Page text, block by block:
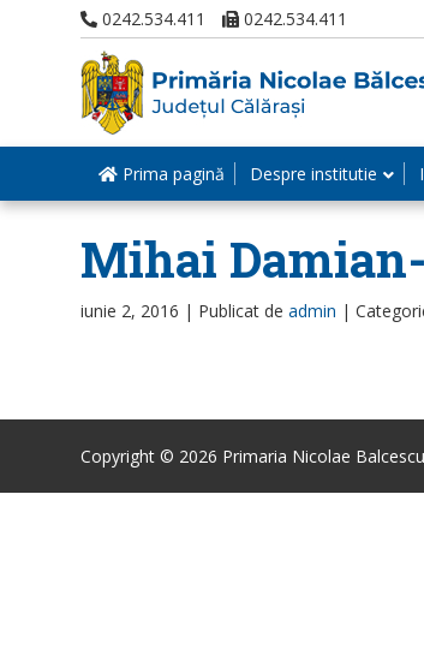
0242.534.411 0242.534.411
Prima pagină Despre institutie
Mihai
iunie 2, 2016 | Publicat de admin |
Copyright © 2026 Primaria Nicolae